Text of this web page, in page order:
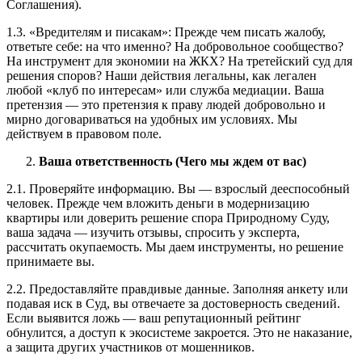
Соглашения).
1.3. «Вредителям и писакам»: Прежде чем писать жалобу,
ответьте себе: на что именно? На добровольное сообщество?
На инструмент для экономии на ЖКХ? На третейский суд для
решения споров? Наши действия легальны, как легален
любой «клуб по интересам» или служба медиации. Ваша
претензия — это претензия к праву людей добровольно и
мирно договариваться на удобных им условиях. Мы
действуем в правовом поле.
Ваша ответственность (Чего мы ждем от вас)
2.1. Проверяйте информацию. Вы — взрослый дееспособный
человек. Прежде чем вложить деньги в модернизацию
квартиры или доверить решение спора Природному Суду,
ваша задача — изучить отзывы, спросить у эксперта,
рассчитать окупаемость. Мы даем инструменты, но решение
принимаете вы.
2.2. Предоставляйте правдивые данные. Заполняя анкету или
подавая иск в Суд, вы отвечаете за достоверность сведений.
Если выявится ложь — ваш репутационный рейтинг
обнулится, а доступ к экосистеме закроется. Это не наказание,
а защита других участников от мошенников.